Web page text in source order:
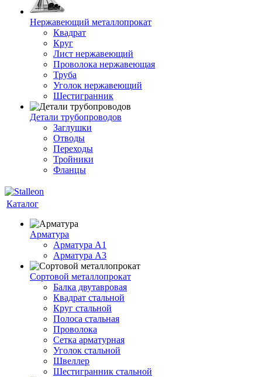
Нержавеющий металлопрокат
Квадрат
Круг
Лист нержавеющий
Проволока нержавеющая
Труба
Уголок нержавеющий
Шестигранник
Детали трубопроводов
Заглушки
Отводы
Переходы
Тройники
Фланцы
Каталог
Арматура
Арматура A1
Арматура А3
Сортовой металлопрокат
Балка двутавровая
Квадрат стальной
Круг стальной
Полоса стальная
Проволока
Сетка арматурная
Уголок стальной
Швеллер
Шестигранник стальной